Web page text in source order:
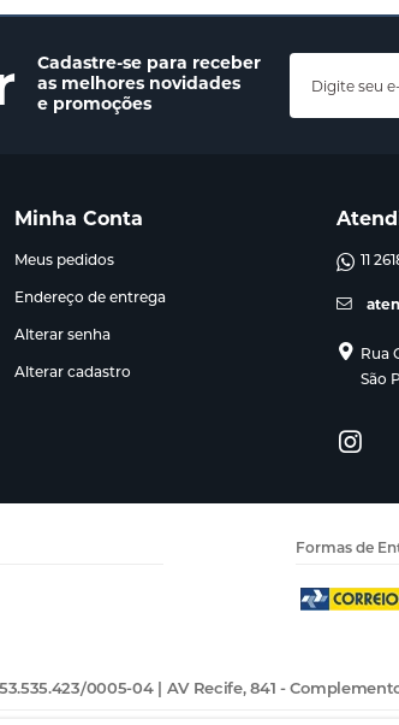
Cadastre-se para receber
as melhores novidades
e promoções
Minha Conta
Meus pedidos
Endereço de entrega
Alterar senha
Alterar cadastro
11
Rua
São
Formas de
0005-04 | AV Recife, 841 -